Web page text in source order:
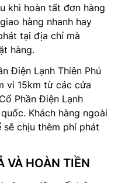
khi hoàn tất đơn hàng
hàng nhanh hay
tại địa chỉ mà
hàng.
Điện Lạnh Thiên Phú
vi 15km từ các cửa
Phần Điện Lạnh
Khách hàng ngoài
chịu thêm phí phát
VÀ HOÀN TIỀN